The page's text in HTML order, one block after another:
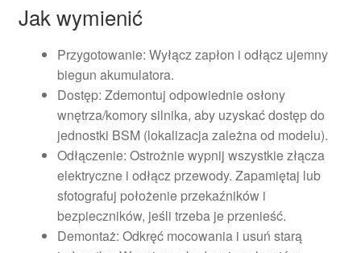
Jak wymienić
Przygotowanie: Wyłącz zapłon i odłącz ujemny
biegun akumulatora.
Dostęp: Zdemontuj odpowiednie osłony
wnętrza/komory silnika, aby uzyskać dostęp do
jednostki BSM (lokalizacja zależna od modelu).
Odłączenie: Ostrożnie wypnij wszystkie złącza
elektryczne i odłącz przewody. Zapamiętaj lub
sfotografuj położenie przekaźników i
bezpieczników, jeśli trzeba je przenieść.
Demontaż: Odkręć mocowania i usuń starą